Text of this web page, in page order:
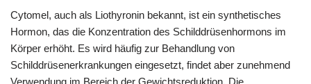
Cytomel, auch als Liothyronin bekannt, ist ein synthetisches
Hormon, das die Konzentration des Schilddrüsenhormons im
Körper erhöht. Es wird häufig zur Behandlung von
Schilddrüsenerkrankungen eingesetzt, findet aber zunehmend
Verwendung im Bereich der Gewichtsreduktion. Die